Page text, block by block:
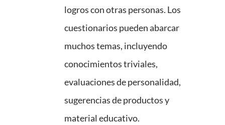
logros con otras personas. Los
cuestionarios pueden abarcar
muchos temas, incluyendo
conocimientos triviales,
evaluaciones de personalidad,
sugerencias de productos y
material educativo.